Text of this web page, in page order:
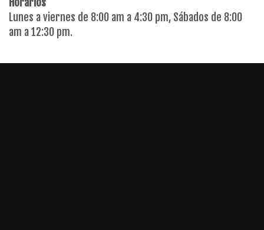
Lunes a viernes de 8:00 am a 4:30 pm, Sábados de 8:00
am a 12:30 pm.